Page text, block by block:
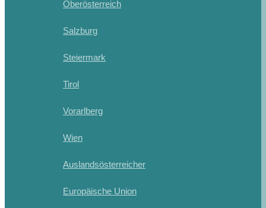
Oberösterreich
Salzburg
Steiermark
Tirol
Vorarlberg
Wien
Auslandsösterreicher
Europäische Union